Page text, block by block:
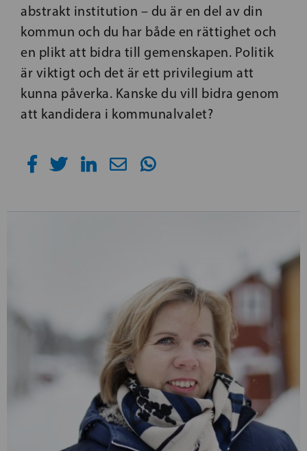
abstrakt institution – du är en del av din
kommun och du har både en rättighet och
en plikt att bidra till gemenskapen. Politik
är viktigt och det är ett privilegium att
kunna påverka. Kanske du vill bidra genom
att kandidera i kommunalvalet?